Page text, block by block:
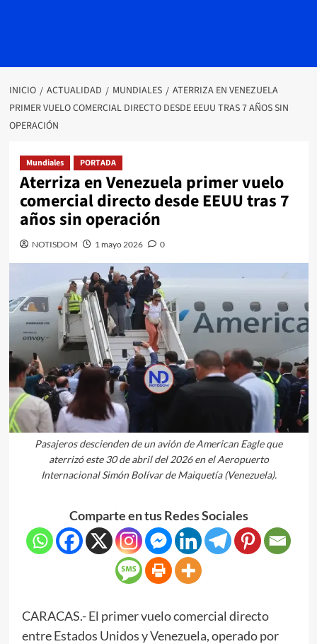
INICIO ACTUALIDAD MUNDIALES
ATERRIZA EN VENEZUELA
PRIMER VUELO COMERCIAL DIRECTO DESDE EEUU TRAS 7 AÑOS SIN
OPERACIÓN
Mundiales PORTADA
Aterriza en Venezuela primer vuelo
comercial directo desde EEUU tras 7
años sin operación
NOTISDOM 1 mayo 2026 0
Pasajeros descienden de un avión de American Eagle que
aterrizó este 30 de abril del 2026 en el Aeropuerto
Internacional Simón Bolívar de Maiquetía (Venezuela).
Comparte en tus Redes Sociales
CARACAS.- El primer vuelo comercial directo
entre Estados Unidos y Venezuela, operado por